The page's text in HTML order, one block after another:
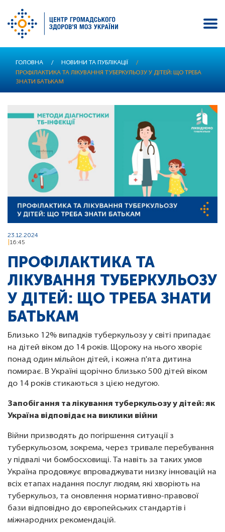
основного
ГОЛОВНА / НОВИНИ ТА ПУБЛІКАЦІЇ
/
ПРОФІЛАКТИКА ТА ЛІКУВАННЯ ТУБЕРКУЛЬОЗУ У ДІТЕЙ: ЩО ТРЕБА
ЗНАТИ БАТЬКАМ
23.12.2024
16:45
ПРОФІЛАКТИКА ТА
ЛІКУВАННЯ ТУБЕРКУЛЬОЗУ
У ДІТЕЙ: ЩО ТРЕБА ЗНАТИ
БАТЬКАМ
Близько 12% випадків туберкульозу у світі припадає
на дітей віком до 14 років. Щороку на нього хворіє
понад один мільйон дітей, і кожна п'ята дитина
помирає. В Україні щорічно близько 500 дітей віком
до 14 років стикаються з цією недугою.
Запобігання та лікування туберкульозу у дітей: як
Україна відповідає на виклики війни
Війни призводять до погіршення ситуації з
туберкульозом, зокрема, через тривале перебування
у підвалі чи бомбосховищі. Та навіть за таких умов
Україна продовжує впроваджувати низку інновацій на
всіх етапах надання послуг людям, які хворіють на
туберкульоз, та оновлення нормативно-правової
бази відповідно до європейських стандартів і
міжнародних рекомендацій.